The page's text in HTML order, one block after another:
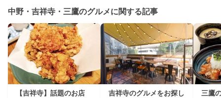
中野・吉祥寺・三鷹のグルメに関する記事
【吉祥寺】話題のお店
吉祥寺のグルメをお探し
三鷹